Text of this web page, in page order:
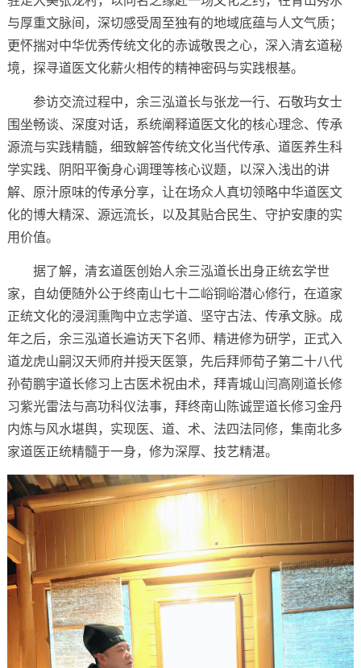
与厚重文脉间，深切感受周至独有的地域底蕴与人文气质；
更怀揣对中华优秀传统文化的赤诚敬畏之心，深入清玄道秘
境，探寻道医文化薪火相传的精神密码与实践根基。
参访交流过程中，余三泓道长与张龙一行、石敬玙女士
围坐畅谈、深度对话，系统阐释道医文化的核心理念、传承
源流与实践精髓，细致解答传统文化当代传承、道医养生科
学实践、阴阳平衡身心调理等核心议题，以深入浅出的讲
解、原汁原味的传承分享，让在场众人真切领略中华道医文
化的博大精深、源远流长，以及其贴合民生、守护安康的实
用价值。
据了解，清玄道医创始人余三泓道长出身正统玄学世
家，自幼便随外公于终南山七十二峪铜峪潜心修行，在道家
正统文化的浸润熏陶中立志学道、坚守古法、传承文脉。成
年之后，余三泓道长遍访天下名师、精进修为研学，正式入
道龙虎山嗣汉天师府并授天医箓，先后拜师荀子第二十八代
孙荀鹏宇道长修习上古医术祝由术，拜青城山闫高刚道长修
习紫光雷法与高功科仪法事，拜终南山陈诚罡道长修习金丹
内炼与风水堪舆，实现医、道、术、法四法同修，集南北多
家道医正统精髓于一身，修为深厚、技艺精湛。